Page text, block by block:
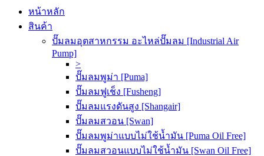
หน้าหลัก
สินค้า
ปั๊มลมอุตสาหกรรม อะไหล่ปั๊มลม [Industrial Air
Pump]
>
ปั๊มลมพูม่า [Puma]
ปั๊มลมฟูเช็ง [Fusheng]
ปั๊มลมแรงดันสูง [Shangair]
ปั๊มลมสวอน [Swan]
ปั๊มลมพูม่าแบบไม่ใช้น้ำมัน [Puma Oil Free]
ปั๊มลมสวอนแบบไม่ใช้น้ำมัน [Swan Oil Free]